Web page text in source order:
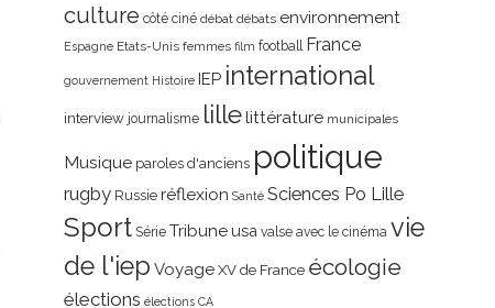
culture côté ciné débat débats environnement
Espagne Etats-Unis femmes film football France
gouvernement Histoire IEP international
interview journalisme lillelittérature municipales
Musique paroles d'anciens politique
rugby Russie réflexion Santé Sciences Po Lille
Sport Série Tribune usa valse avec le cinéma vie
de l'iep Voyage XV de France écologie
élections élections CA